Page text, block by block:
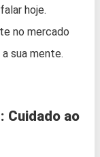
hoje.
no mercado
sua mente.
Cuidado ao